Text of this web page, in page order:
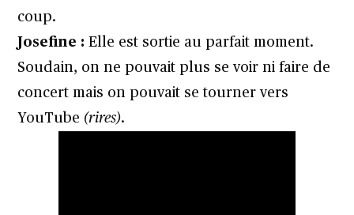
coup.
Josefine : Elle est sortie au parfait moment.
Soudain, on ne pouvait plus se voir ni faire de
concert mais on pouvait se tourner vers
YouTube (rires).